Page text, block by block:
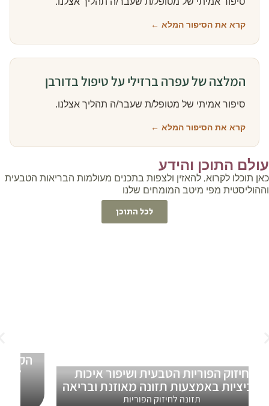
קרא את הסיפור המלא ←
המלצה של עפרה ברזילי על טיפול בדורבן
סיפור אמיתי של מטופל/ת שעבר/ה תהליך אצלנו.
קרא את הסיפור המלא ←
התוכן והידע
תוכלו לקרוא, להאזין ולצפות בתכנים מעולמות הבריאות הטבעית
מפי מיטב המומחים שלנו
לכל התוכן
חיזוק הפוריות הטבעית ושיפור איכות
הביציות באמצעות תזונה מאוזנת ובריאה
תזונה לחיזוק הפוריות
לבין